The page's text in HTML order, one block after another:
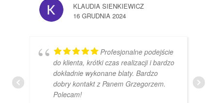
KLAUDIA SIENKIEWICZ
16 GRUDNIA 2024
Profesjonalne podejście
do klienta, krótki czas realizacji i bardzo
dokładnie wykonane blaty. Bardzo
dobry kontakt z Panem Grzegorzem.
Polecam!